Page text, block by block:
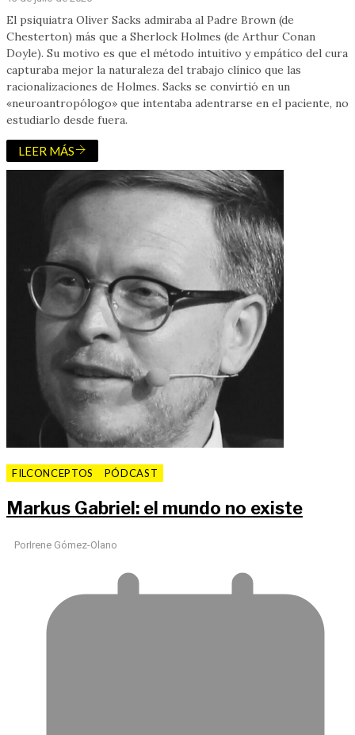
El psiquiatra Oliver Sacks admiraba al Padre Brown (de
Chesterton) más que a Sherlock Holmes (de Arthur Conan
Doyle). Su motivo es que el método intuitivo y empático del cura
capturaba mejor la naturaleza del trabajo clínico que las
racionalizaciones de Holmes. Sacks se convirtió en un
«neuroantropólogo» que intentaba adentrarse en el paciente, no
estudiarlo desde fuera.
LEER MÁS
FILCONCEPTOS PÓDCAST
Markus Gabriel: el mundo no existe
PorIrene Gómez-Olano